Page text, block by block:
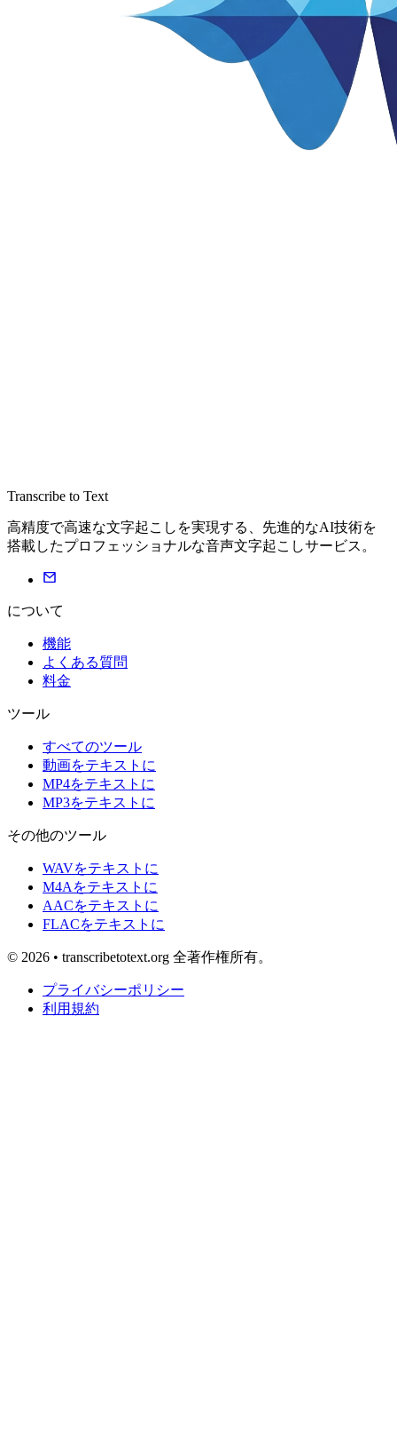
Transcribe to Text
高精度で高速な文字起こしを実現する、先進的なAI技術を
搭載したプロフェッショナルな音声文字起こしサービス。
について
機能
よくある質問
料金
ツール
すべてのツール
動画をテキストに
MP4をテキストに
MP3をテキストに
その他のツール
WAVをテキストに
M4Aをテキストに
AACをテキストに
FLACをテキストに
© 2026 • transcribetotext.org 全著作権所有。
プライバシーポリシー
利用規約